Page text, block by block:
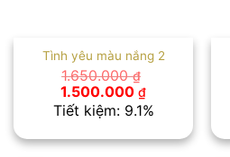
Tình yêu màu nắng 2
1.650.000₫
Giá
gốc
là:
1.500.000 ₫Giá
hiện
tại
1.500.000 ₫.
Tiết kiệm: 9.1%